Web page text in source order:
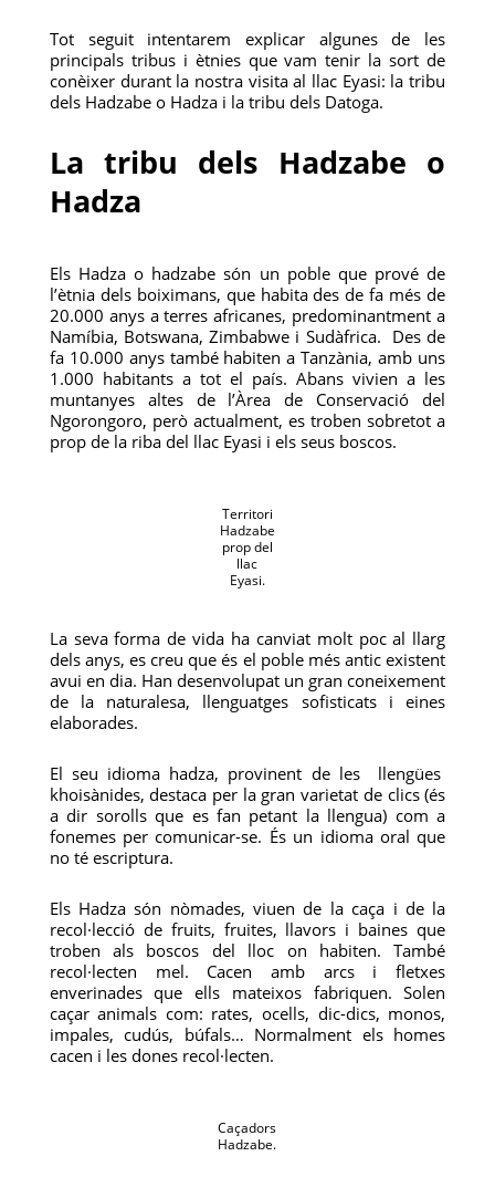
Tot seguit intentarem explicar algunes de les
principals tribus i ètnies que vam tenir la sort de
conèixer durant la nostra visita al llac Eyasi: la tribu
dels Hadzabe o Hadza i la tribu dels Datoga.
La tribu dels Hadzabe o
Hadza
Els Hadza o hadzabe són un poble que prové de
l’ètnia dels boiximans, que habita des de fa més de
20.000 anys a terres africanes, predominantment a
Namíbia, Botswana, Zimbabwe i Sudàfrica. Des de
fa 10.000 anys també habiten a Tanzània, amb uns
1.000 habitants a tot el país. Abans vivien a les
muntanyes altes de l’Àrea de Conservació del
Ngorongoro, però actualment, es troben sobretot a
prop de la riba del llac Eyasi i els seus boscos.
Territori
Hadzabe
prop del
llac
Eyasi.
La seva forma de vida ha canviat molt poc al llarg
dels anys, es creu que és el poble més antic existent
avui en dia. Han desenvolupat un gran coneixement
de la naturalesa, llenguatges sofisticats i eines
elaborades.
El seu idioma hadza, provinent de les llengües
khoisànides, destaca per la gran varietat de clics (és
a dir sorolls que es fan petant la llengua) com a
fonemes per comunicar-se. És un idioma oral que
no té escriptura.
Els Hadza són nòmades, viuen de la caça i de la
recol·lecció de fruits, fruites, llavors i baines que
troben als boscos del lloc on habiten. També
recol·lecten mel. Cacen amb arcs i fletxes
enverinades que ells mateixos fabriquen. Solen
caçar animals com: rates, ocells, dic-dics, monos,
impales, cudús, búfals… Normalment els homes
cacen i les dones recol·lecten.
Caçadors
Hadzabe.